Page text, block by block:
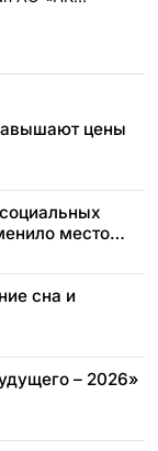
цены
место
сна и
– 2026»